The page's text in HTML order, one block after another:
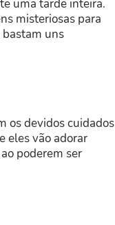
uma tarde inteira.
misteriosas para
bastam uns
os devidos cuidados
eles vão adorar
poderem ser